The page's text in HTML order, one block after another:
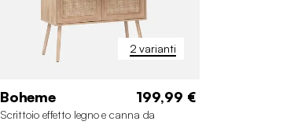
2 varianti
Boheme 199,99 €
Scrittoio effetto legno e canna da